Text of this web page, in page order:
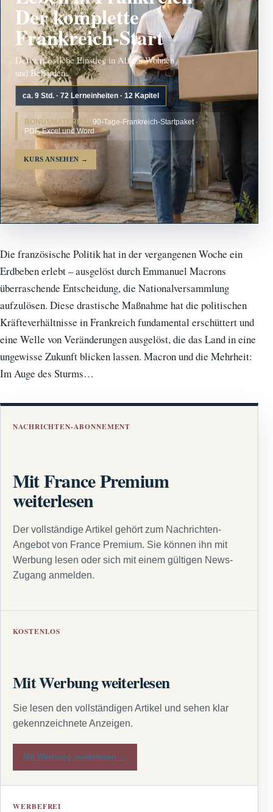
Der komplette
Frankreich-Start
Der verlässliche Einstieg in Alltag, Wohnen
und Behörden.
ca. 9 Std. · 72 Lerneinheiten · 12 Kapitel
BONUSMATERIAL: 90-Tage-Frankreich-Startpaket ·
PDF, Excel und Word
KURS ANSEHEN →
Die französische Politik hat in der vergangenen Woche ein
Erdbeben erlebt – ausgelöst durch Emmanuel Macrons
überraschende Entscheidung, die Nationalversammlung
aufzulösen. Diese drastische Maßnahme hat die politischen
Kräfteverhältnisse in Frankreich fundamental erschüttert und
eine Welle von Veränderungen ausgelöst, die das Land in eine
ungewisse Zukunft blicken lassen. Macron und die Mehrheit:
Im Auge des Sturms…
NACHRICHTEN-ABONNEMENT
Mit France Premium
weiterlesen
Der vollständige Artikel gehört zum Nachrichten-
Angebot von France Premium. Sie können ihn mit
Werbung lesen oder sich mit einem gültigen News-
Zugang anmelden.
KOSTENLOS
Mit Werbung weiterlesen
Sie lesen den vollständigen Artikel und sehen klar
gekennzeichnete Anzeigen.
Mit Werbung weiterlesen →
WERBEFREI